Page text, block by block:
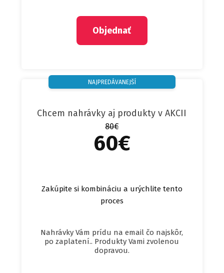
Objednať
Chcem nahrávky aj produkty v AKCII
80€
60€
NAJPREDÁVANEJŠÍ
Zakúpite si kombináciu a urýchlite tento
proces
Nahrávky Vám prídu na email čo najskôr,
po zaplatení.. Produkty Vami zvolenou
dopravou.